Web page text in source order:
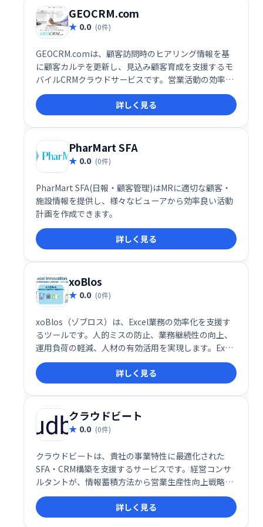
GEOCRM.com
0.0 (0件)
GEOCRM.comは、顧客訪問時のヒアリング情報を基
に顧客カルテを更新し、見込み顧客育成を支援するモ
バイルCRMクラウドサービスです。営業活動の効率化
と顧客理解の深化を実現し、効果的な見込み顧客育成
をサポートします。
詳しく見る
PharMart SFA
0.0 (0件)
PharMart SFA(日報・顧客管理)はMRに適切な顧客・
施設情報を提供し、様々なビューアから効率良い活動
計画を作成できます。
詳しく見る
xoBlos
0.0 (0件)
xoBlos（ゾブロス）は、Excel業務の効率化を支援す
るツールです。人的ミスの防止、業務継続性の向上、
運用負荷の軽減、人材の有効活用を実現します。Excel
作業の自動化や効率化によって、業務プロセス全体を
改善し、生産性向上に貢献します。
詳しく見る
クラウドビート
0.0 (0件)
クラウドビートは、貴社の事業特性に最適化された
SFA・CRM構築を支援するサービスです。経営コンサ
ルタントが、情報蓄積方法から営業生産性向上戦略ま
でを丁寧にサポート。現状の課題を分析し、最適なシ
ステム導入と活用方法をご提案することで、営業効率
の最大化を実現します。
詳しく見る